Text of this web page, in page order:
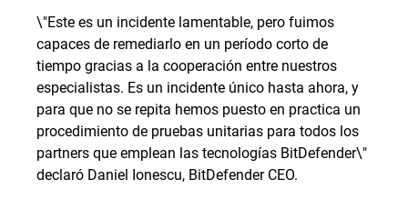
\"Este es un incidente lamentable, pero fuimos
capaces de remediarlo en un período corto de
tiempo gracias a la cooperación entre nuestros
especialistas. Es un incidente único hasta ahora, y
para que no se repita hemos puesto en practica un
procedimiento de pruebas unitarias para todos los
partners que emplean las tecnologías BitDefender\"
declaró Daniel Ionescu, BitDefender CEO.